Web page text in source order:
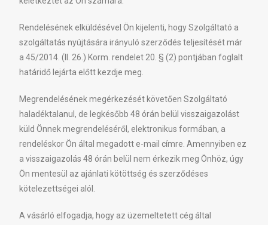
Rendelésének elküldésével Ön kijelenti, hogy Szolgáltató a
szolgáltatás nyújtására irányuló szerződés teljesítését már
a 45/2014. (II. 26.) Korm. rendelet 20. § (2) pontjában foglalt
határidő lejárta előtt kezdje meg.
Megrendelésének megérkezését követően Szolgáltató
haladéktalanul, de legkésőbb 48 órán belül visszaigazolást
küld Önnek megrendeléséről, elektronikus formában, a
rendeléskor Ön által megadott e-mail címre. Amennyiben ez
a visszaigazolás 48 órán belül nem érkezik meg Önhöz, úgy
Ön mentesül az ajánlati kötöttség és szerződéses
kötelezettségei alól.
A vásárló elfogadja, hogy az üzemeltetett cég által